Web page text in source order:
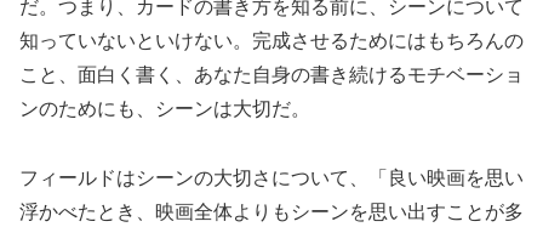
だ。つまり、カードの書き方を知る前に、シーンについて
知っていないといけない。完成させるためにはもちろんの
こと、面白く書く、あなた自身の書き続けるモチベーショ
ンのためにも、シーンは大切だ。
フィールドはシーンの大切さについて、「良い映画を思い
浮かべたとき、映画全体よりもシーンを思い出すことが多